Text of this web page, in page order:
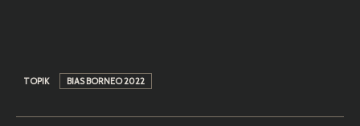
TOPIK BIAS BORNEO 2022